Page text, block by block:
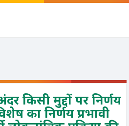
किसी मुद्दों पर निर्णय
का निर्णय प्रभावी